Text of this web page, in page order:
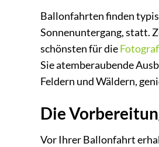
Ballonfahrten finden
Sonnenuntergang, statt.
schönsten für die
Sie atemberaubende
Feldern und Wäldern,
Die
Vor Ihrer Ballonfahrt